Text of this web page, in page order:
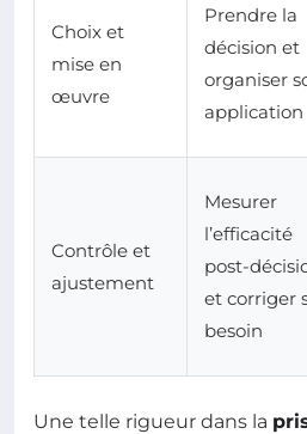
Choix et
mise en
œuvre
Prendre la
décision et
organiser
application
Contrôle et
ajustement
Mesurer
l’efficacité
post-
et corriger
besoin
Une telle rigueur dans la